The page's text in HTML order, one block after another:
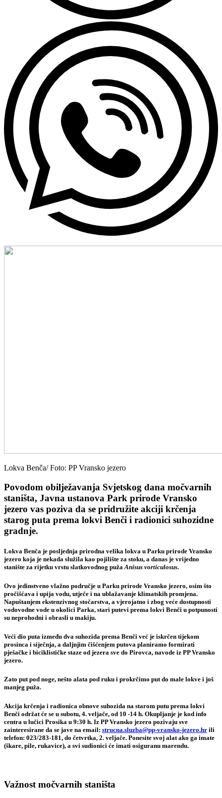
Lokva Benča/ Foto: PP Vransko jezero
Povodom obilježavanja Svjetskog dana močvarnih
staništa, Javna ustanova Park prirode Vransko
jezero vas poziva da se pridružite akciji krčenja
starog puta prema lokvi Benči i radionici suhozidne
gradnje.
Lokva Benča je posljednja prirodna velika lokva u Parku prirode Vransko
jezero koja je nekada služila kao pojilište za stoku, a danas je vrijedno
stanište za rijetku vrstu slatkovodnog puža Anisus vorticulosus.
Ovo jedinstveno vlažno područje u Parku prirode Vransko jezero, osim što
pročišćava i upija vodu, utječe i na ublažavanje klimatskih promjena.
Napuštanjem ekstenzivnog stočarstva, a vjerojatno i zbog veće dostupnosti
vodovodne vode u okolici Parka, stari putevi prema lokvi Benči u potpunosti
su neprohodni i obrasli u makiju.
Veći dio puta između dva suhozida prema Benči već je iskrčen tijekom
prosinca i siječnja, a daljnjim čišćenjem putova planiramo formirati
pješačke i biciklističke staze od jezera sve do Pirovca, navode iz PP Vransko
jezero.
Zato put pod noge, nešto alata pod ruku i prokrčimo put do male lokve i još
manjeg puža.
Akcija krčenja i radionica obnove suhozida na starom putu prema lokvi
Benči održat će se u subotu, 4. veljače, od 10 -14 h. Okupljanje je kod info
centra u lučici Prosika u 9:30 h. Iz PP Vransko jezero pozivaju sve
zainteresirane da se jave na email: strucna.sluzba@pp-vransko-jezero.hr ili
telefon: 023/283-181, do četvrtka, 2. veljače. Ponesite svoj alat ako ga imate
(škare, pile, rukavice), a svi sudionici će imati osiguranu marendu.
Važnost močvarnih staništa